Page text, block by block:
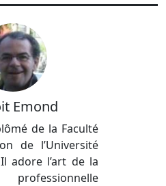
Emond
de la Faculté
de l’Université
adore l’art de la